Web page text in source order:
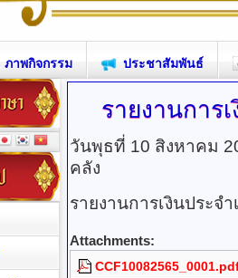
ภาพกิจกรรม ประชาสัมพันธ์
รายงานการ
วันพุธที่ 10 สิงหาคม
คลัง
รายงานการเงินประจ
Attachments: